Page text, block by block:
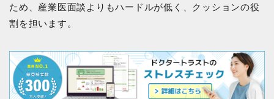
ため、産業医⾯談よりもハードルが低く、クッションの役
割を担います。